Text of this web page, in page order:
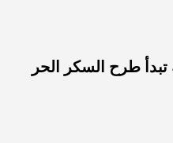
تبدأ طرح السكر الحر